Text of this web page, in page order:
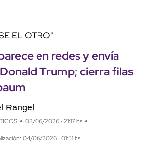
EL OTRO"
en redes y envía
Trump; cierra filas
Rangel
03/06/2026 · 21:17 hs
04/06/2026 · 01:51 hs